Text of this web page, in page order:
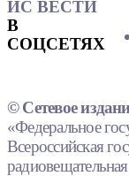
ИС ВЕСТИ
В
СОЦСЕТЯХ
© Сетевое
«Федеральное
Всероссийская